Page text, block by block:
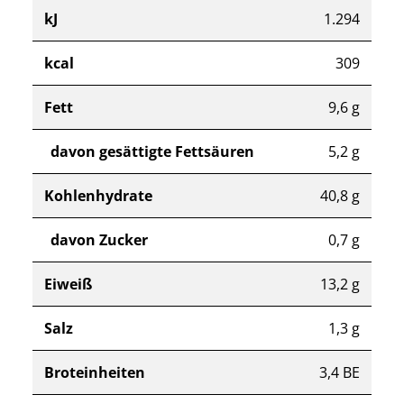
kJ 1.294
kcal 309
Fett 9,6 g
davon gesättigte Fettsäuren 5,2 g
Kohlenhydrate 40,8 g
davon Zucker 0,7 g
Eiweiß 13,2 g
Salz 1,3 g
Broteinheiten 3,4 BE